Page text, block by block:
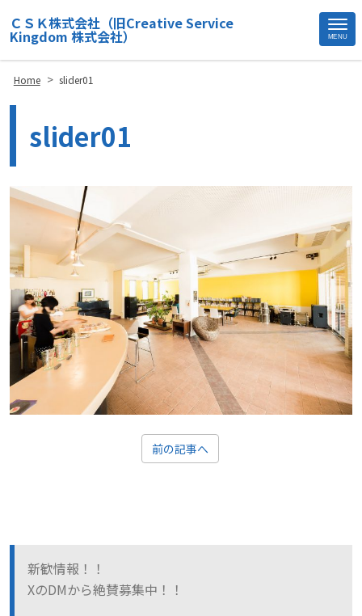
ＣＳＫ株式会社（旧Creative Service
Kingdom 株式会社） MENU
Home > slider01
slider01
前の記事へ
新歓情報！！
XのDMから絶賛募集中！！
Site
Footer